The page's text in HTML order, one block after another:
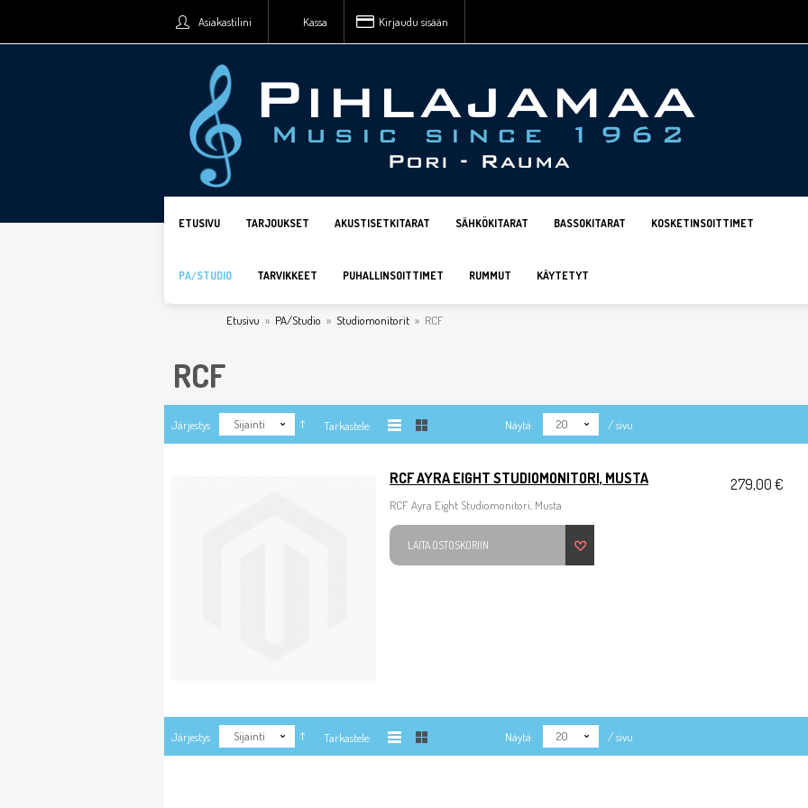
Asiakastilini Kassa Kirjaudu sisään
ETUSIVU TARJOUKSET AKUSTISETKITARAT SÄHKÖKITARAT BASSOKITARAT KOSKETINSOITTIMET
PA/STUDIO TARVIKKEET PUHALLINSOITTIMET RUMMUT KÄYTETYT
Etusivu » PA/Studio » Studiomonitorit » RCF
RCF
Järjestys Sijainti Tarkastele: Näytä: 20 / sivu
RCF AYRA EIGHT STUDIOMONITORI, MUSTA
RCF Ayra Eight Studiomonitori, Musta
LAITA OSTOSKORIIN
279,00 €
Järjestys Sijainti Tarkastele: Näytä: 20 / sivu